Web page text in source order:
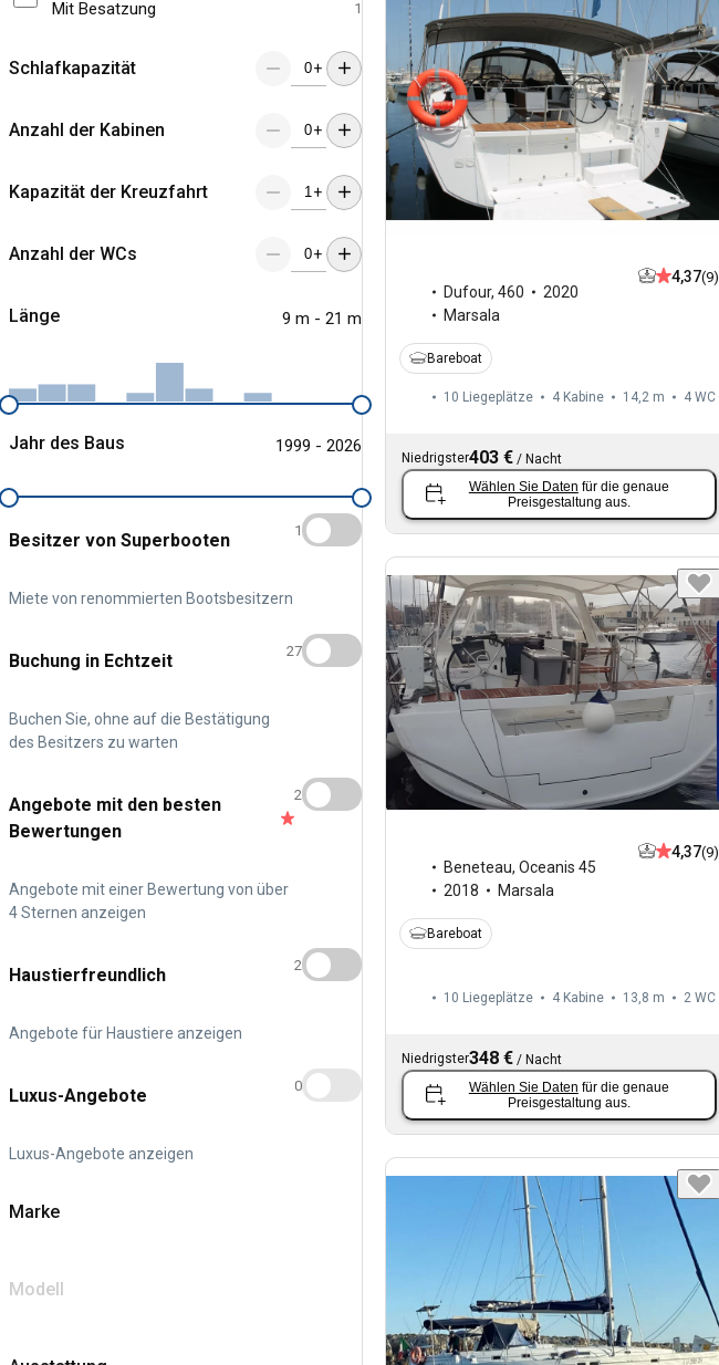
Mit Besatzung 1
Schlafkapazität +
Anzahl der Kabinen +
Kapazität der Kreuzfahrt +
Anzahl der WCs +
Länge 9 m - 21 m
Jahr des Baus 1999 - 2026
Besitzer von Superbooten
Miete von renommierten Bootsbesitzern
1
Buchung in Echtzeit
Buchen Sie, ohne auf die Bestätigung
des Besitzers zu warten
27
Angebote mit den besten
Bewertungen
Angebote mit einer Bewertung von über
4 Sternen anzeigen
2
Haustierfreundlich
Angebote für Haustiere anzeigen
2
Luxus-Angebote
Luxus-Angebote anzeigen
0
Marke
Modell
Dufour, 460
2020
Marsala
4,37(9)
Bareboat
10 Liegeplätze 4 Kabine 14,2 m 4 WC
Niedrigster403 € / Nacht
Wählen Sie Daten für die genaue
Preisgestaltung aus.
Beneteau, Oceanis 45
2018
Marsala
4,37(9)
Bareboat
10 Liegeplätze 4 Kabine 13,8 m 2 WC
Niedrigster348 € / Nacht
Wählen Sie Daten für die genaue
Preisgestaltung aus.